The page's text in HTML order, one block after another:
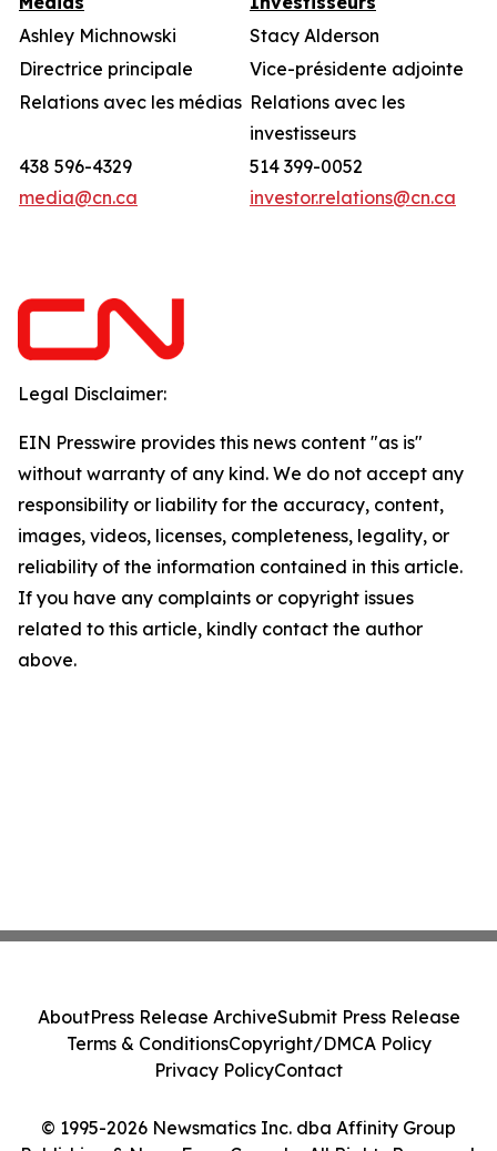
Ashley Michnowski
Stacy Alderson
Directrice principale
Vice-présidente adjointe
Relations avec les médias Relations avec les
investisseurs
438 596-4329
media@cn.ca
514 399-0052
investor.relations@cn.ca
Legal Disclaimer:
EIN Presswire provides this news content "as is"
without warranty of any kind. We do not accept any
responsibility or liability for the accuracy, content,
images, videos, licenses, completeness, legality, or
reliability of the information contained in this article.
If you have any complaints or copyright issues
related to this article, kindly contact the author
above.
© 1995-2026 Newsmatics Inc. dba Affinity Group
AboutPress Release ArchiveSubmit Press Release
Terms & ConditionsCopyright/DMCA Policy
Privacy PolicyContact